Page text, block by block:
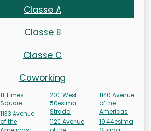
Classe A
Classe B
Classe C
Coworking
11 Times
Square
1133 Avenue
of the
200 West
50esima
Strada
1120 Avenue
1140 Avenue
of the
Americas
19 44esima